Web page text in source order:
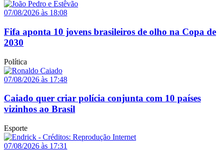
07/08/2026 às 18:08
Fifa aponta 10 jovens brasileiros de olho na Copa de
2030
Política
07/08/2026 às 17:48
Caiado quer criar polícia conjunta com 10 países
vizinhos ao Brasil
Esporte
07/08/2026 às 17:31